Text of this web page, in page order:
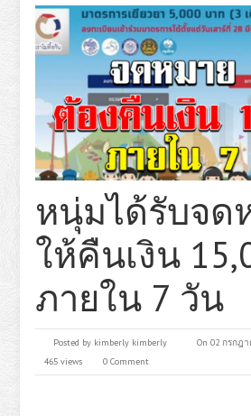
หนุ่มได้รับจด
ให้คืนเงิน
ภายใน 7 วัน
Posted by kimberly kimberly On 02 กรกฎ
465 views
0 Comment